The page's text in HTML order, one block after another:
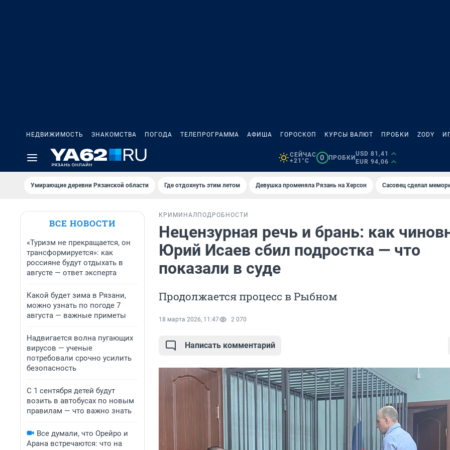
НЕДВИЖИМОСТЬ ЗНАКОМСТВА ПОГОДА ТЕЛЕПРОГРАММА АФИША ГОРОСКОП КУРСЫ ВАЛЮТ ПРОБКИ ZODY
СЕЙЧАС
+21°C
0 ПРОБКИ
USD 81,41
EUR 94,06
Умирающие деревни Рязанской области Где отдохнуть этим летом Девушка променяла Рязань на Херсон Сасовец сделал
ВСЕ НОВОСТИ
«Туризм не прекращается, он
трансформируется»: как
россияне будут отдыхать в
августе — ответ эксперта
Какой будет зима в Рязани,
можно узнать по погоде 7
августа — важные приметы
Надвигается волна пугающих
вирусов — ученые
потребовали срочно усилить
безопасность
С 1 сентября детей будут
возить в автобусах по новым
правилам — что важно знать
Все думали, что Орейро и
Арана встречаются: что на
КРИМИНАЛ ПОДРОБНОСТИ
Нецензурная речь и брань: как
Юрий Исаев сбил подростка — что
показали в суде
Продолжается процесс в Рыбном
18 марта 2026, 11:47 2 070
Написать комментарий